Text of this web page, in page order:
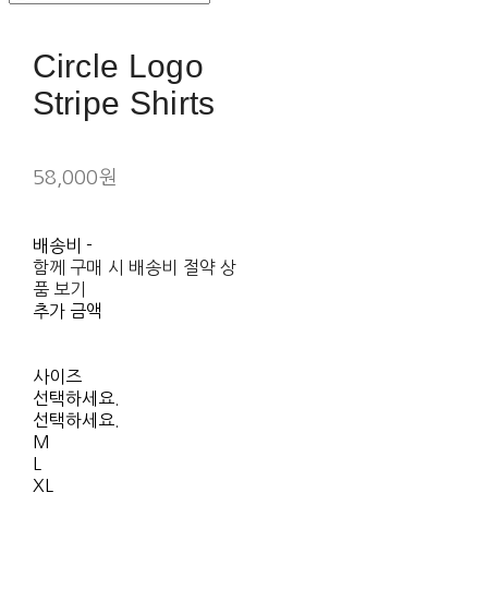
Circle Logo
Stripe Shirts
58,000원
배송비-
함께 구매 시 배송비 절약 상
품 보기
추가 금액
사이즈
선택하세요.
선택하세요.
M
XL